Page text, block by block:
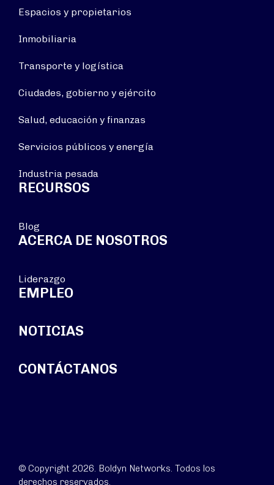
Espacios y propietarios
Inmobiliaria
Transporte y logística
Ciudades, gobierno y ejército
Salud, educación y finanzas
Servicios públicos y energía
Industria pesada
RECURSOS
Blog
ACERCA DE NOSOTROS
Liderazgo
EMPLEO
NOTICIAS
CONTÁCTANOS
© Copyright 2026. Boldyn Networks. Todos los
derechos reservados.